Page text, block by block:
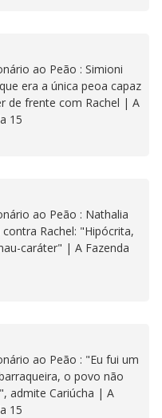
ao Peão : Simioni
era a única peoa capaz
de frente com Rachel | A
15
ao Peão : Nathalia
contra Rachel: "Hipócrita,
caráter" | A Fazenda
ao Peão : "Eu fui um
o povo não
admite Cariúcha | A
15